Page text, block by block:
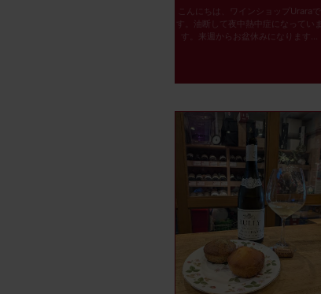
こんにちは、ワインショップUraraで
す。油断して夜中熱中症になっていま
す。来週からお盆休みになります...